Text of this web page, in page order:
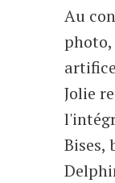
Au
Jolie
Bises,